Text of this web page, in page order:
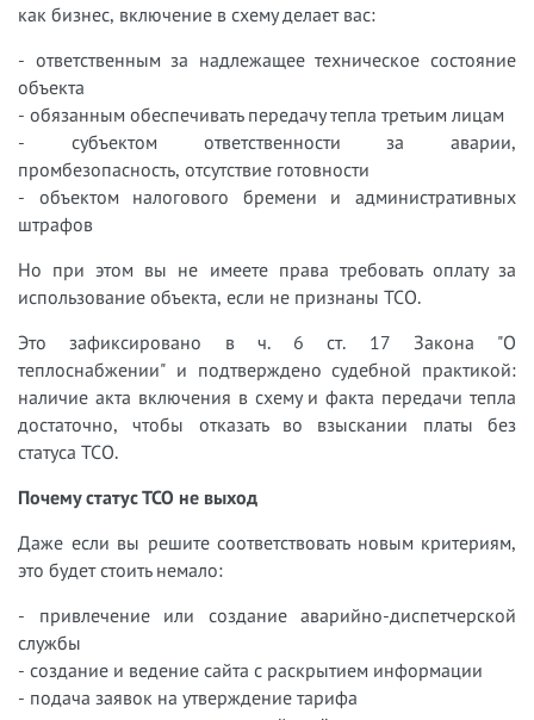
как бизнес, включение в схему делает вас:
- ответственным за надлежащее техническое состояние
объекта
- обязанным обеспечивать передачу тепла третьим лицам
- субъектом ответственности за аварии,
промбезопасность, отсутствие готовности
- объектом налогового бремени и административных
штрафов
Но при этом вы не имеете права требовать оплату за
использование объекта, если не признаны ТСО.
Это зафиксировано в ч. 6 ст. 17 Закона "О
теплоснабжении" и подтверждено судебной практикой:
наличие акта включения в схему и факта передачи тепла
достаточно, чтобы отказать во взыскании платы без
статуса ТСО.
Почему статус ТСО не выход
Даже если вы решите соответствовать новым критериям,
это будет стоить немало:
- привлечение или создание аварийно-диспетчерской
службы
- создание и ведение сайта с раскрытием информации
- подача заявок на утверждение тарифа